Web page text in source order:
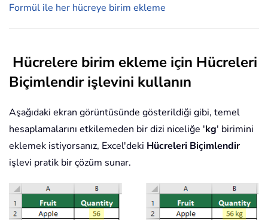
Formül ile her hücreye birim ekleme
Hücrelere birim ekleme için Hücreleri
Biçimlendir işlevini kullanın
Aşağıdaki ekran görüntüsünde gösterildiği gibi, temel
hesaplamalarını etkilemeden bir dizi niceliğe 'kg' birimini
eklemek istiyorsanız, Excel'deki Hücreleri Biçimlendir
işlevi pratik bir çözüm sunar.